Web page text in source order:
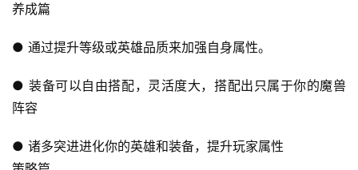
养成篇
● 通过提升等级或英雄品质来加强自身属性。
● 装备可以自由搭配，灵活度大，搭配出只属于你的魔兽
阵容
● 诸多突进进化你的英雄和装备，提升玩家属性